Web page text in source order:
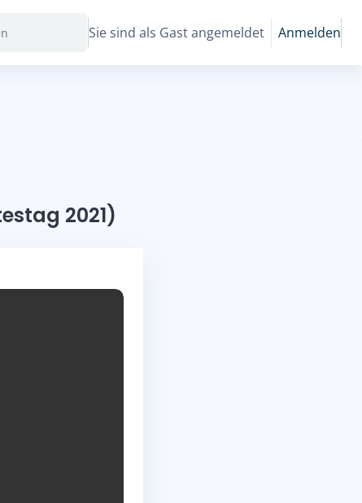
Sie sind als Gast angemeldet Anmelden
2021)